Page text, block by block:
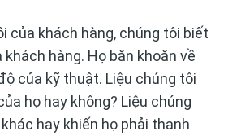
của khách hàng, chúng tôi biết
hàng. Họ băn khoăn về
của kỹ thuật. Liệu chúng tôi
họ hay không? Liệu chúng
hay khiến họ phải thanh